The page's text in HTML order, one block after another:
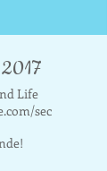
Life
sec